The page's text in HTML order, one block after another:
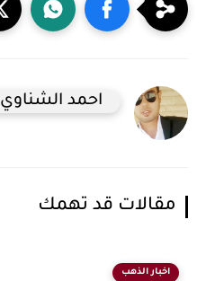
احمد الشناوي
مقالات قد تهمك
اخبار الذهب